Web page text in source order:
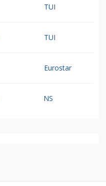
TUI
TUI
Eurostar
NS